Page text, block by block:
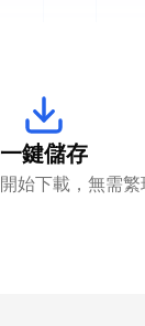
一鍵儲存
始下載，無需繁